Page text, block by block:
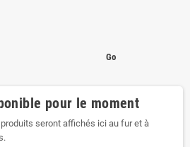
Go
pour le moment
seront affichés ici au fur et à